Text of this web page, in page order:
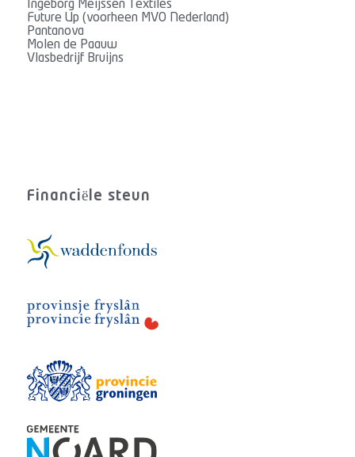
Ingeborg Meijssen Textiles
Future Up (voorheen MVO Nederland)
Pantanova
Molen de Paauw
Vlasbedrijf Bruijns
Financiële steun